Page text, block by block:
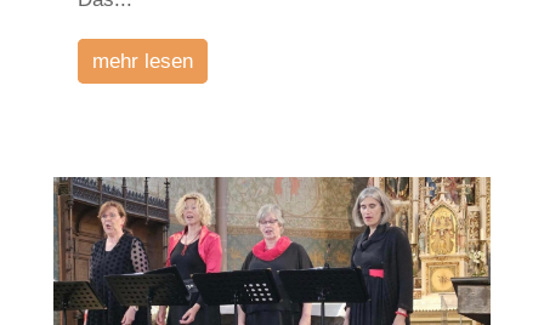
mehr lesen